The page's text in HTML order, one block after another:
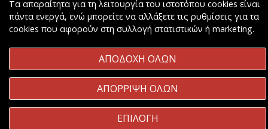
Κατασκευή & Φιλοξενία
Τα απαραίτητα για τη λειτουργία του ιστοτόπου cookies είναι
πάντα ενεργά, ενώ μπορείτε να αλλάξετε τις ρυθμίσεις για τα
cookies που αφορούν στη συλλογή στατιστικών ή marketing.
ΑΠΟΔΟΧΗ ΟΛΩΝ
ΑΠΟΡΡΙΨΗ ΟΛΩΝ
ΕΠΙΛΟΓΗ